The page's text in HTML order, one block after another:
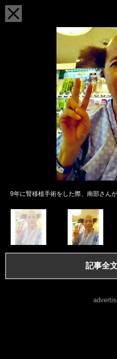
9年に腎移植手術をした際、南部さん
記事全